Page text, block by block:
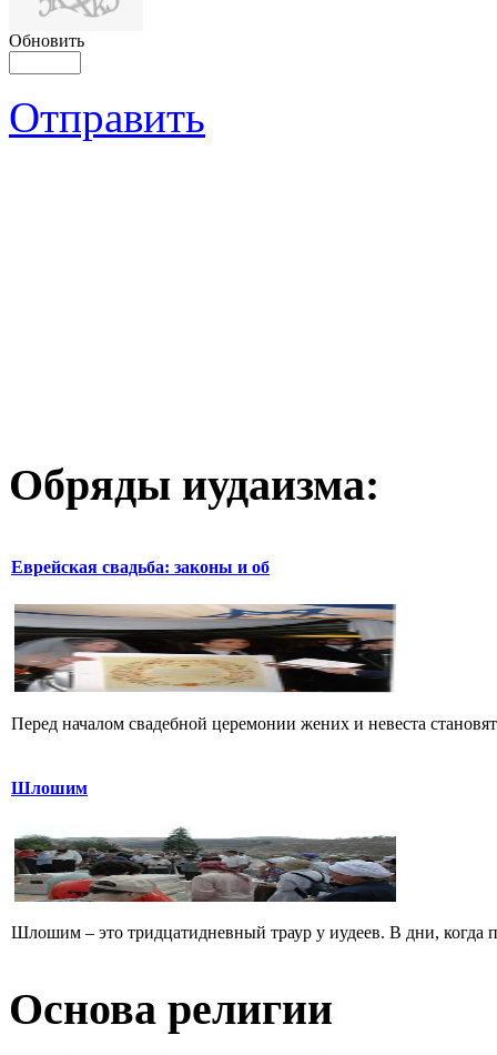
Обновить
Отправить
Обряды иудаизма:
Еврейская свадьба: законы и об
Перед началом свадебной церемонии жених и невеста
Шлошим
Шлошим – это тридцатидневный траур у иудеев. В дни,
Основа религии